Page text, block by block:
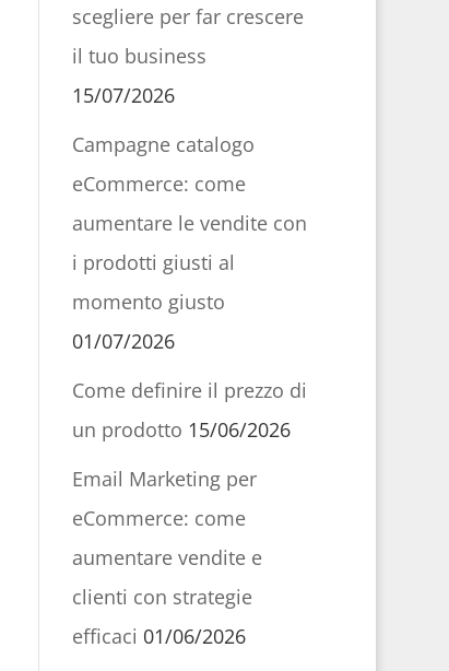
scegliere per far crescere
il tuo business
15/07/2026
Campagne catalogo
eCommerce: come
aumentare le vendite con
i prodotti giusti al
momento giusto
01/07/2026
Come definire il prezzo di
un prodotto 15/06/2026
Email Marketing per
eCommerce: come
aumentare vendite e
clienti con strategie
efficaci 01/06/2026